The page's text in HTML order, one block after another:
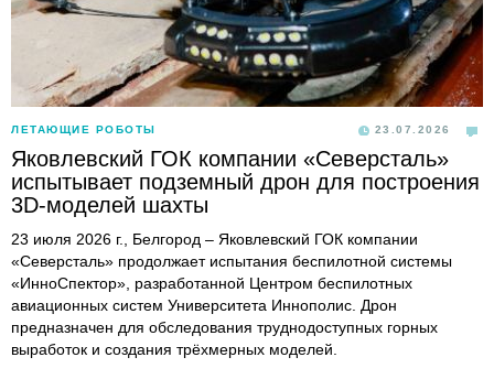
ЛЕТАЮЩИЕ РОБОТЫ 23.07.2026
Яковлевский ГОК компании «Северсталь»
испытывает подземный дрон для построения
3D-моделей шахты
23 июля 2026 г., Белгород – Яковлевский ГОК компании
«Северсталь» продолжает испытания беспилотной системы
«ИнноСпектор», разработанной Центром беспилотных
авиационных систем Университета Иннополис. Дрон
предназначен для обследования труднодоступных горных
выработок и создания трёхмерных моделей.